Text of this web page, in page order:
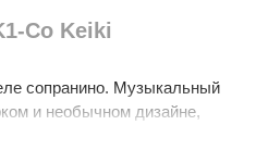
Co Keiki
сопранино. Музыкальный
и необычном дизайне,